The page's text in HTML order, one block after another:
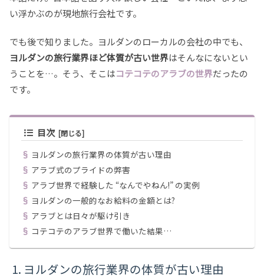
い浮かぶのが現地旅行会社です。
でも後で知りました。ヨルダンのローカルの会社の中でも、
ヨルダンの旅行業界ほど体質が古い世界はそんなにないとい
うことを…。そう、そこはコテコテのアラブの世界だったの
です。
目次
ヨルダンの旅行業界の体質が古い理由
アラブ式のプライドの弊害
アラブ世界で経験した “なんでやねん!” の実例
ヨルダンの一般的なお給料の金額とは?
アラブとは日々が駆け引き
コテコテのアラブ世界で働いた結果…
ヨルダンの旅行業界の体質が古い理由